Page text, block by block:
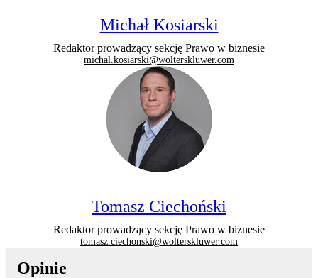
Michał Kosiarski
Redaktor prowadzący sekcję Prawo w biznesie
michal.kosiarski@wolterskluwer.com
Tomasz Ciechoński
Redaktor prowadzący sekcję Prawo w biznesie
tomasz.ciechonski@wolterskluwer.com
Opinie